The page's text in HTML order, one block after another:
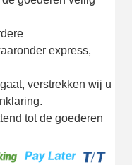
express,
verstrekken wij u
tot de goederen